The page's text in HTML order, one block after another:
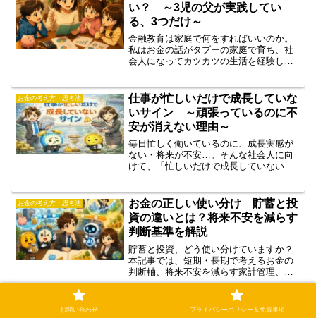
い？ ～3児の父が実践してい
る、3つだけ～
金融教育は家庭で何をすればいいのか。
私はお金の話がタブーの家庭で育ち、社
会人になってカツカツの生活を経験しま
価格表、労働対価型のお小遣い、投資を
身近にする会話。実例で書きます。
お金の考え方・思考法
仕事が忙しいだけで成長していな
いサイン ～頑張っているのに不
安が消えない理由～
毎日忙しく働いているのに、成長実感が
ない・将来が不安…。そんな社会人に向
けて、「忙しいだけで成長していない状
お金の考え方・思考法
お金の正しい使い分け 貯蓄と投
資の違いとは？将来不安を減らす
判断基準を解説
貯蓄と投資、どう使い分けていますか？
本記事では、短期・長期で考えるお金の
判断軸、将来不安を減らす家計管理、投
資初心者が知るべき考え方をわかりやす
お問い合わせ プライバシーポリシー＆免責事項